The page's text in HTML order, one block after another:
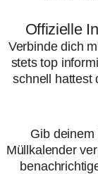
Offizielle
Verbinde dich
stets top
schnell hattest
Gib deinem
Müllkalender